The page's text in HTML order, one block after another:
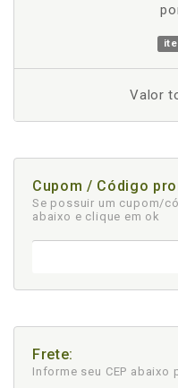
Valor
Cupom / Código
Se possuir um cupom/
abaixo e clique em ok
Frete:
Informe seu CEP abaixo